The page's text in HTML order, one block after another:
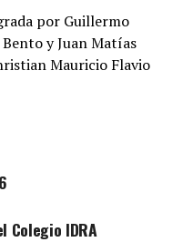
por Guillermo
y Juan Matías
Mauricio Flavio
Colegio IDRA